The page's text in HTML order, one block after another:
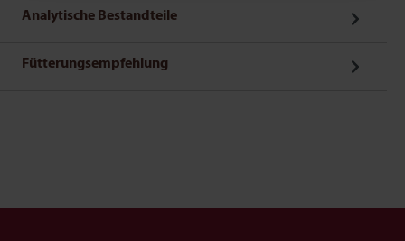
Analytische Bestandteile
Fütterungsempfehlung